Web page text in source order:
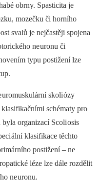
obrny. Spasticita je
mozečku či horního
svalů je nejčastěji spojena
ne uronu či
typu postižení lze
uromuskulární skoli ózy
klasifikačními schématy pro
organizací Scoli osis
ální klasifikace těchto
postižení –⁠ ne
léze lze dále rozdělit
ne uronu.